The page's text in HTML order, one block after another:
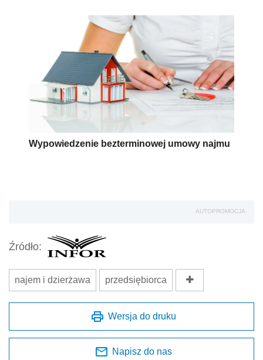
Wypowiedzenie bezterminowej umowy najmu
AUTOPROMOCJA
Źródło:
najem i dzierżawa przedsiębiorca
Wersja do druku
Napisz do nas